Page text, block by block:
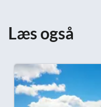
Læs også